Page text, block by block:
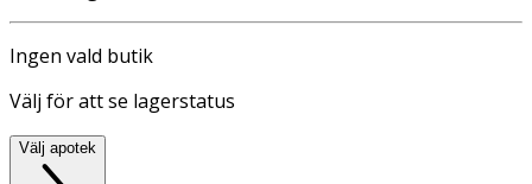
Ingen vald butik
Välj för att se lagerstatus
Välj apotek